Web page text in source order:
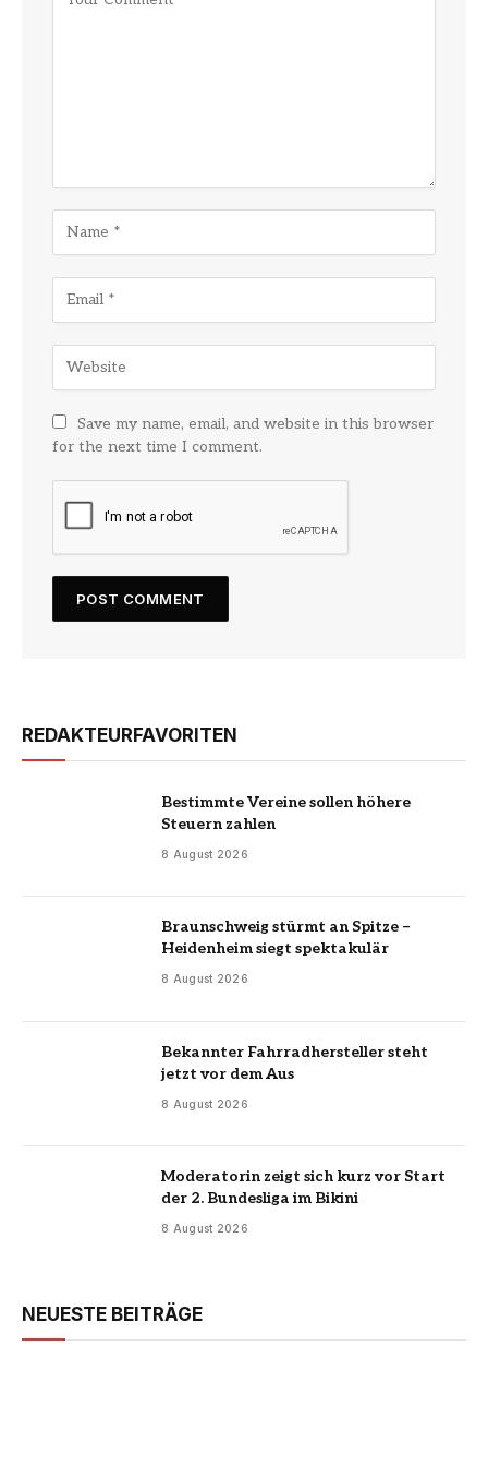
Save my name, email, and website in this browser
for the next time I comment.
REDAKTEURFAVORITEN
Bestimmte Vereine sollen höhere
Steuern zahlen
8 August 2026
Braunschweig stürmt an Spitze –
Heidenheim siegt spektakulär
8 August 2026
Bekannter Fahrradhersteller steht
jetzt vor dem Aus
8 August 2026
Moderatorin zeigt sich kurz vor Start
der 2. Bundesliga im Bikini
8 August 2026
NEUESTE BEITRÄGE